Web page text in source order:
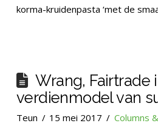
korma-kruidenpasta ‘met de
Wrang, Fairtrade
verdienmodel van
Teun 15 mei 2017 Columns